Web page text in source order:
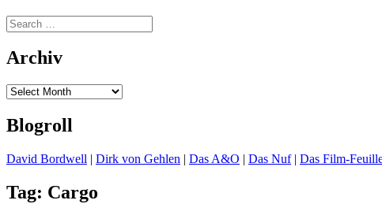
Search
for:
Archiv
Archiv
Blogroll
David Bordwell | Dirk von Gehlen | Das A&O | Das Nuf| Das Film-
Tag: Cargo